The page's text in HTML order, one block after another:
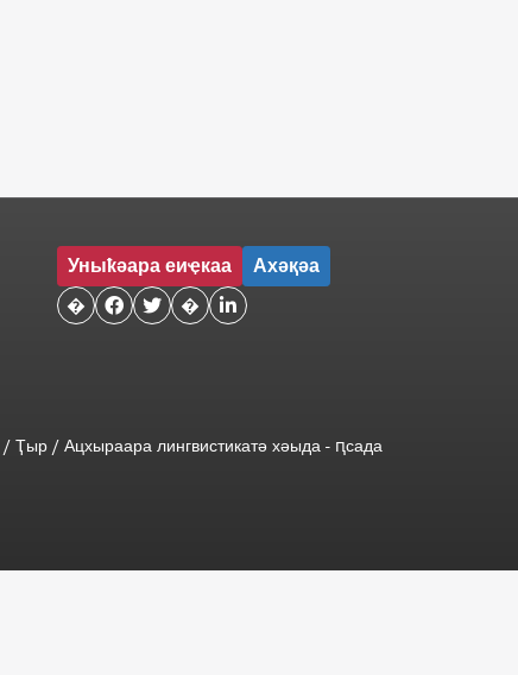
Уныҟәара еиҿкаа Ахәқәа
�   � 
/ Ҭыр / Ацхыраара лингвистикатә хәыда - ԥсада